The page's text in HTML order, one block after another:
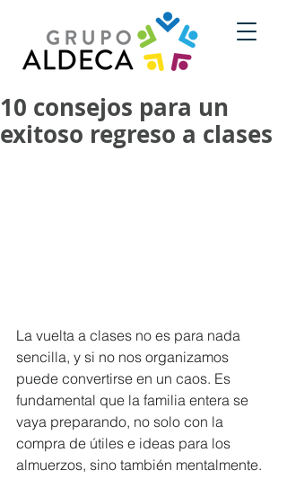
10 consejos para un
exitoso regreso a clases
La vuelta a clases no es para nada
sencilla, y si no nos organizamos
puede convertirse en un caos. Es
fundamental que la familia entera se
vaya preparando, no solo con la
compra de útiles e ideas para los
almuerzos, sino también mentalmente.